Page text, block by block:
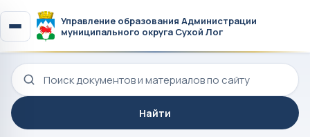
Управление образования Администрации
муниципального округа Сухой Лог
Поиск по сайту
Найти